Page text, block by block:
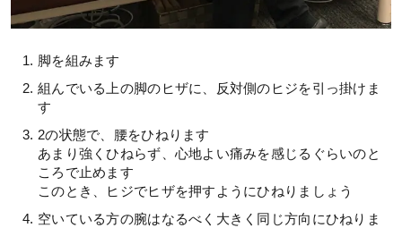
脚を組みます
組んでいる上の脚のヒザに、反対側のヒジを引っ掛けま
す
2の状態で、腰をひねります
あまり強くひねらず、心地よい痛みを感じるぐらいのと
ころで止めます
このとき、ヒジでヒザを押すようにひねりましょう
空いている方の腕はなるべく大きく同じ方向にひねりま